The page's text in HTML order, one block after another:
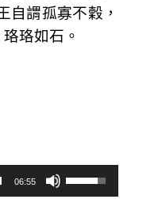
自謂孤寡不穀，
珞如石。
06:55
使
用